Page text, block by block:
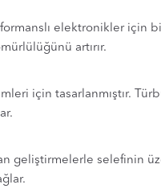
elektronikler için
artırır.
için tasarlanmıştır.
geliştirmelerle selefinin